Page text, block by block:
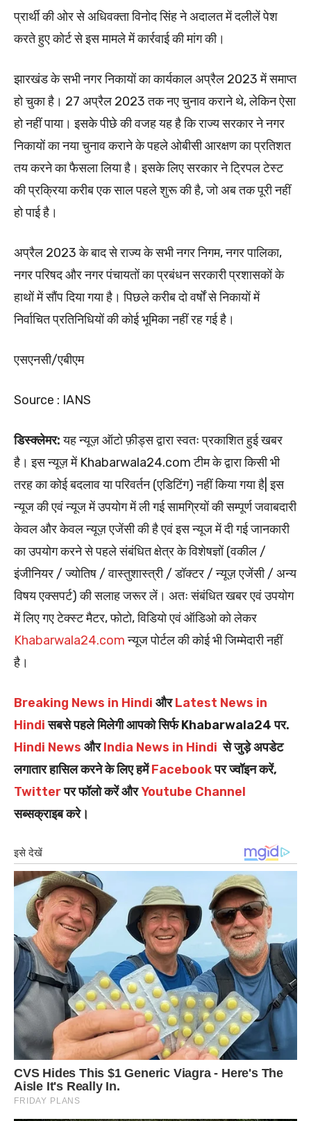
प्रार्थी की ओर से अधिवक्ता विनोद सिंह ने अदालत में दलीलें पेश
करते हुए कोर्ट से इस मामले में कार्रवाई की मांग की।
झारखंड के सभी नगर निकायों का कार्यकाल अप्रैल 2023 में समाप्त
हो चुका है। 27 अप्रैल 2023 तक नए चुनाव कराने थे, लेकिन ऐसा
हो नहीं पाया। इसके पीछे की वजह यह है कि राज्य सरकार ने नगर
निकायों का नया चुनाव कराने के पहले ओबीसी आरक्षण का प्रतिशत
तय करने का फैसला लिया है। इसके लिए सरकार ने ट्रिपल टेस्ट
की प्रक्रिया करीब एक साल पहले शुरू की है, जो अब तक पूरी नहीं
हो पाई है।
अप्रैल 2023 के बाद से राज्य के सभी नगर निगम, नगर पालिका,
नगर परिषद और नगर पंचायतों का प्रबंधन सरकारी प्रशासकों के
हाथों में सौंप दिया गया है। पिछले करीब दो वर्षों से निकायों में
निर्वाचित प्रतिनिधियों की कोई भूमिका नहीं रह गई है।
एसएनसी/एबीएम
Source : IANS
डिस्क्लेमर:यह न्यूज़ ऑटो फ़ीड्स द्वारा स्वतः प्रकाशित हुई खबर
है। इस न्यूज़ में Khabarwala24.com टीम के द्वारा किसी भी
तरह का कोई बदलाव या परिवर्तन (एडिटिंग) नहीं किया गया है| इस
न्यूज की एवं न्यूज में उपयोग में ली गई सामग्रियों की सम्पूर्ण जवाबदारी
केवल और केवल न्यूज़ एजेंसी की है एवं इस न्यूज में दी गई जानकारी
का उपयोग करने से पहले संबंधित क्षेत्र के विशेषज्ञों (वकील /
इंजीनियर / ज्योतिष / वास्तुशास्त्री / डॉक्टर / न्यूज़ एजेंसी / अन्य
विषय एक्सपर्ट) की सलाह जरूर लें। अतः संबंधित खबर एवं उपयोग
में लिए गए टेक्स्ट मैटर, फोटो, विडियो एवं ऑडिओ को लेकर
Khabarwala24.comन्यूज पोर्टल की कोई भी जिम्मेदारी नहीं
है।
Breaking News in Hindi औरLatest News in
Hindiसबसे पहले मिलेगी आपको सिर्फ Khabarwala24 पर.
Hindi News औरIndia News in Hindi से जुड़े अपडेट
लगातार हासिल करने के लिए हमेंFacebookपर ज्वॉइन करें,
Twitterपर फॉलो करें औरYoutube Channel
सब्सक्राइब करे।